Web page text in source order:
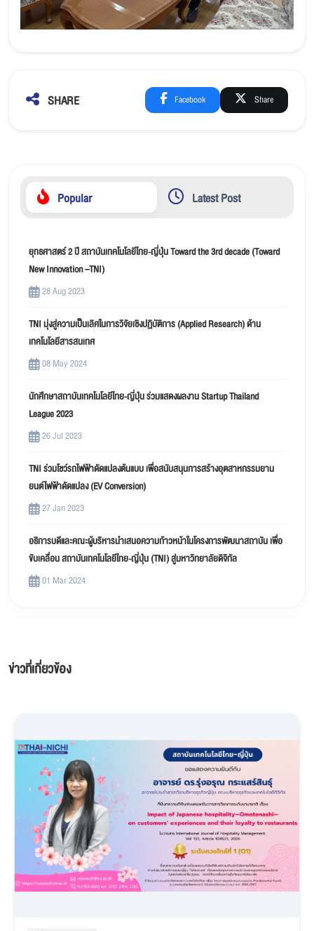
SHARE Facebook Share
Popular Latest Post
ยุทธศาสตร์ 2 ปี สถาบันเทคโนโลยีไทย-ญี่ปุ่น Toward the 3rd decade (Toward
New Innovation –TNI)
28 Aug 2023
TNI มุ่งสู่ความเป็นเลิศในการวิจัยเชิงปฏิบัติการ (Applied Research) ด้าน
เทคโนโลยีสารสนเทศ
08 May 2024
นักศึกษาสถาบันเทคโนโลยีไทย-ญี่ปุ่น ร่วมแสดงผลงาน Startup Thailand
League 2023
26 Jul 2023
TNI ร่วมโชว์รถไฟฟ้าดัดแปลงต้นแบบ เพื่อสนับสนุนการสร้างอุตสาหกรรมยาน
ยนต์ไฟฟ้าดัดแปลง (EV Conversion)
27 Jan 2023
อธิการบดีและคณะผู้บริหารนำเสนอความก้าวหน้าในโครงการพัฒนาสถาบัน เพื่อ
ขับเคลื่อน สถาบันเทคโนโลยีไทย-ญี่ปุ่น (TNI) สู่มหาวิทยาลัยดิจิทัล
01 Mar 2024
ข่าวที่เกี่ยวข้อง